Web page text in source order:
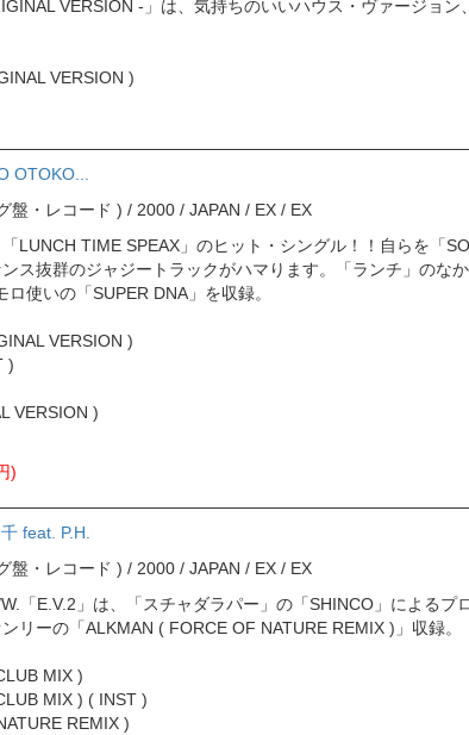
VERSION -」は、気持ちのいいハウス・ヴァージョ
VERSION )
OTOKO...
盤・レコード ) / 2000 / JAPAN / EX / EX
LUNCH TIME SPEAX」のヒット・シングル！！自らを「
ス抜群のジャジートラックがハマります。「ランチ」のな
使いの「SUPER DNA」を収録。
VERSION )
)
VERSION )
)
feat. P.H.
盤・レコード ) / 2000 / JAPAN / EX / EX
「E.V.2」は、「スチャダラパー」の「SHINCO」による
リーの「ALKMAN ( FORCE OF NATURE REMIX )」収録。
MIX )
MIX ) ( INST )
REMIX )